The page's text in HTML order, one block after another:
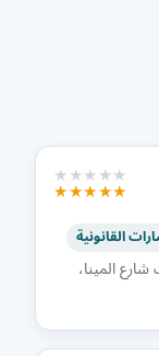
القانونية
شارع المينا،